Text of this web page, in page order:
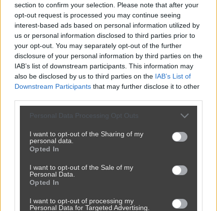
section to confirm your selection. Please note that after your
opt-out request is processed you may continue seeing
interest-based ads based on personal information utilized by
us or personal information disclosed to third parties prior to
your opt-out. You may separately opt-out of the further
disclosure of your personal information by third parties on the
IAB’s list of downstream participants. This information may
also be disclosed by us to third parties on the IAB’s List of
Downstream Participants that may further disclose it to other
Personal Data Processing Opt Outs
I want to opt-out of the Sharing of my
personal data.
Opted In
I want to opt-out of the Sale of my
Personal Data.
Opted In
I want to opt-out of processing my
Personal Data for Targeted Advertising.
Powinna do pakietu być
2450 9